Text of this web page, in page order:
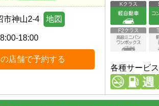
市神山2-4 地図
18:00
店舗で予約する
各種サービス